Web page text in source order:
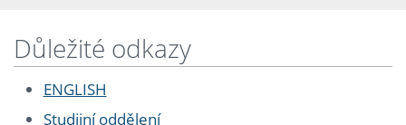
Důležité odkazy
ENGLISH
Studijní oddělení